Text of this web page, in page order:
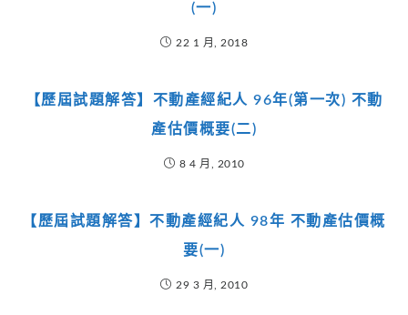
(一)
22 1 月, 2018
【歷屆試題解答】不動產經紀人 96年(第一次) 不動
產估價概要(二)
8 4 月, 2010
【歷屆試題解答】不動產經紀人 98年 不動產估價概
要(一)
29 3 月, 2010